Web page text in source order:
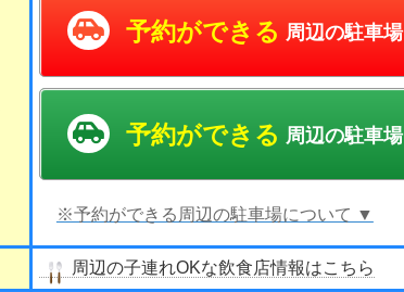
予約ができる 周辺の駐車場
予約ができる 周辺の駐車場
※予約ができる周辺の駐車場について ▼
周辺の子連れOKな飲食店情報はこちら